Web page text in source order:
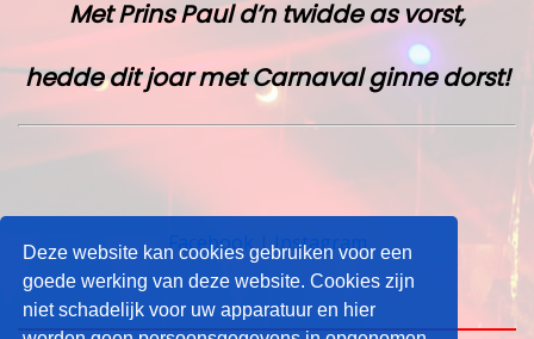
Met Prins Paul d’n twidde as vorst,
hedde dit joar met Carnaval ginne dorst!
Facebook|Instagram
Deze website kan cookies gebruiken voor een
goede werking van deze website. Cookies zijn
niet schadelijk voor uw apparatuur en hier